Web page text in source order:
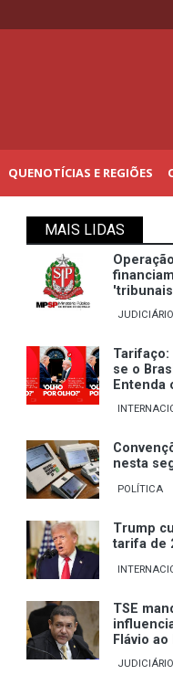
QUENOTÍCIAS E REGIÕES
MAIS LIDAS
JUDICIÁRIO
se o
Entenda
nesta
POLÍTICA
Trump
tarifa de
TSE
Flávio ao
JUDICIÁRIO